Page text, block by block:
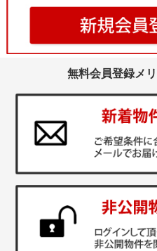
無料会員登録メ